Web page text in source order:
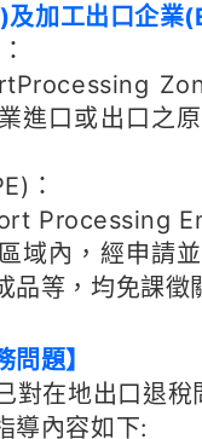
及加工出口企業
進口或出口之
：
Processing
域內，經申請
品等，均免課徵
問題】
對在地出口退
導內容如下: